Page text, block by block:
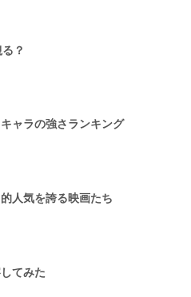
？
ャラの強さランキング
人気を誇る映画たち
てみた